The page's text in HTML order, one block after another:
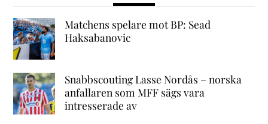
Matchens spelare mot BP: Sead
Haksabanovic
Snabbscouting Lasse Nordås – norska
anfallaren som MFF sägs vara
intresserade av